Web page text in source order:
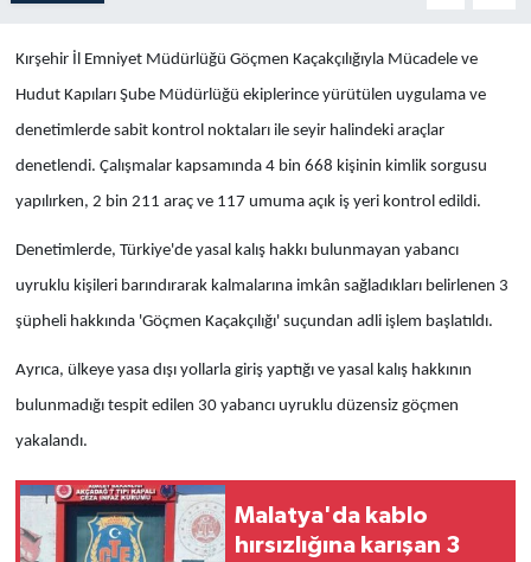
Kırşehir İl Emniyet Müdürlüğü Göçmen Kaçakçılığıyla Mücadele ve
Hudut Kapıları Şube Müdürlüğü ekiplerince yürütülen uygulama ve
denetimlerde sabit kontrol noktaları ile seyir halindeki araçlar
denetlendi. Çalışmalar kapsamında 4 bin 668 kişinin kimlik sorgusu
yapılırken, 2 bin 211 araç ve 117 umuma açık iş yeri kontrol edildi.
Denetimlerde, Türkiye'de yasal kalış hakkı bulunmayan yabancı
uyruklu kişileri barındırarak kalmalarına imkân sağladıkları belirlenen 3
şüpheli hakkında 'Göçmen Kaçakçılığı' suçundan adli işlem başlatıldı.
Ayrıca, ülkeye yasa dışı yollarla giriş yaptığı ve yasal kalış hakkının
bulunmadığı tespit edilen 30 yabancı uyruklu düzensiz göçmen
yakalandı.
Malatya'da kablo
hırsızlığına karışan 3